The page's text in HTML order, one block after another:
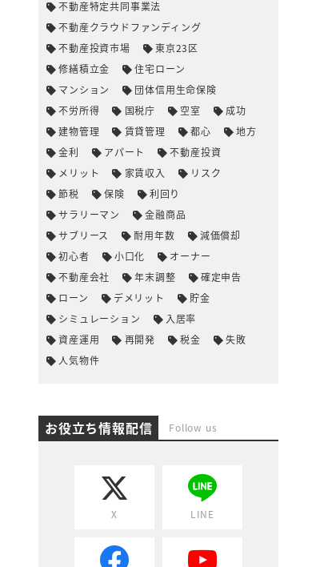
不動産特定共同事業法
不動産クラウドファンディング
不動産投資市場
東京23区
修繕積立金
住宅ローン
マンション
団体信用生命保険
不労所得
国税庁 空室
成功
建物管理
賃貸管理 都心
地方
金利
アパート
不動産投資
メリット
家賃収入
リスク
節税
保険
利回り
サラリーマン
金融商品
サブリース
耐用年数
減価償却
初心者
小口化
オーナー
不動産会社
年末調整
確定申告
ローン
デメリット
貯金
シミュレーション
入居率
資産運用
再開発 税金
失敗
人気物件
お役立ち情報配信 Follow us
X LINE